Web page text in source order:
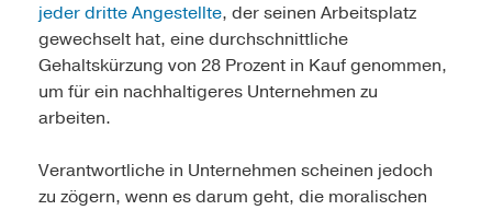
jeder dritte Angestellte, der seinen Arbeitsplatz
gewechselt hat, eine durchschnittliche
Gehaltskürzung von 28 Prozent in Kauf genommen,
um für ein nachhaltigeres Unternehmen zu
arbeiten.
Verantwortliche in Unternehmen scheinen jedoch
zu zögern, wenn es darum geht, die moralischen